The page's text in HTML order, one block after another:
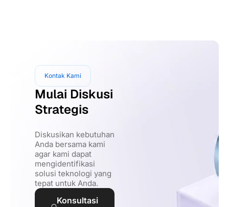
Kontak Kami
Mulai Diskusi
Strategis
Diskusikan kebutuhan
Anda bersama kami
agar kami dapat
mengidentifikasi
solusi teknologi yang
tepat untuk Anda.
Konsultasi